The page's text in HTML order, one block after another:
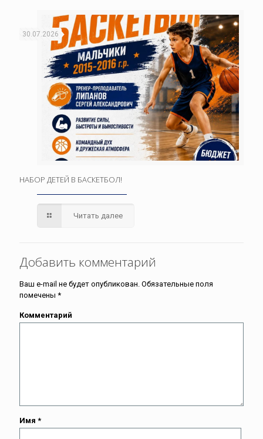
30.07.2026
НАБОР ДЕТЕЙ В БАСКЕТБОЛ!
Читать далее
Добавить комментарий
Ваш e-mail не будет опубликован. Обязательные поля
помечены *
Комментарий
Имя *